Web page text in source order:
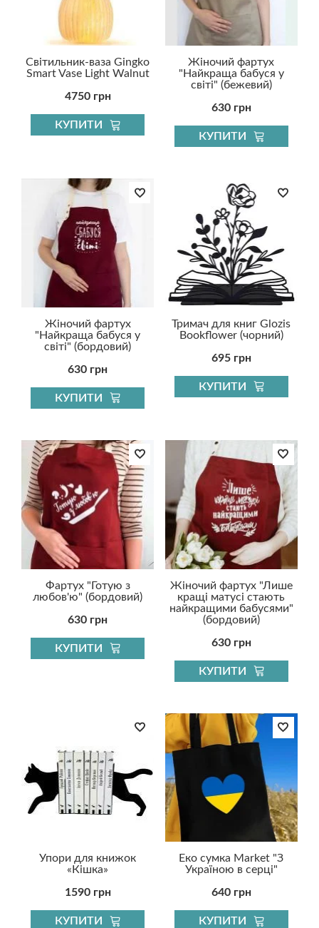
Світильник-ваза Gingko
Smart Vase Light Walnut
4750 грн
КУПИТИ
Жіночий фартух
"Найкраща бабуся у
світі" (бежевий)
630 грн
КУПИТИ
Жіночий фартух
"Найкраща бабуся у
світі" (бордовий)
630 грн
КУПИТИ
Тримач для книг Glozis
Bookflower (чорний)
695 грн
КУПИТИ
Фартух "Готую з
любов'ю" (бордовий)
630 грн
КУПИТИ
Жіночий фартух "Лише
кращі матусі стають
найкращими бабусями"
(бордовий)
630 грн
КУПИТИ
Упори для книжок
«Кішка»
1590 грн
КУПИТИ
Еко сумка Market "З
Україною в серці"
640 грн
КУПИТИ